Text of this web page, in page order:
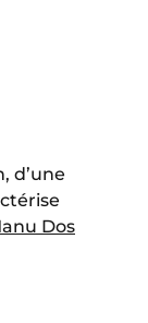
d’une
Dos